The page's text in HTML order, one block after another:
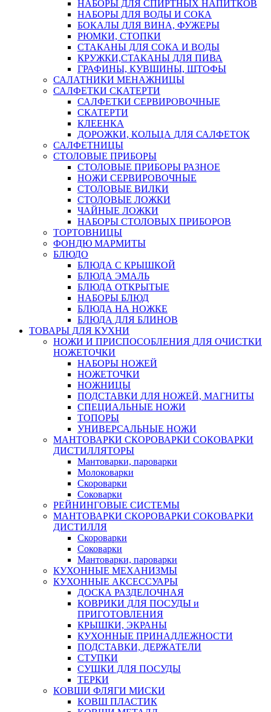
НАБОРЫ ДЛЯ СПИРТНЫХ НАПИТКОВ
НАБОРЫ ДЛЯ ВОДЫ И СОКА
БОКАЛЫ ДЛЯ ВИНА, ФУЖЕРЫ
РЮМКИ, СТОПКИ
СТАКАНЫ ДЛЯ СОКА И ВОДЫ
КРУЖКИ,СТАКАНЫ ДЛЯ ПИВА
ГРАФИНЫ, КУВШИНЫ, ШТОФЫ
САЛАТНИКИ МЕНАЖНИЦЫ
САЛФЕТКИ СКАТЕРТИ
САЛФЕТКИ СЕРВИРОВОЧНЫЕ
СКАТЕРТИ
КЛЕЕНКА
ДОРОЖКИ, КОЛЬЦА ДЛЯ САЛФЕТОК
САЛФЕТНИЦЫ
СТОЛОВЫЕ ПРИБОРЫ
СТОЛОВЫЕ ПРИБОРЫ РАЗНОЕ
НОЖИ СЕРВИРОВОЧНЫЕ
СТОЛОВЫЕ ВИЛКИ
СТОЛОВЫЕ ЛОЖКИ
ЧАЙНЫЕ ЛОЖКИ
НАБОРЫ СТОЛОВЫХ ПРИБОРОВ
ТОРТОВНИЦЫ
ФОНДЮ МАРМИТЫ
БЛЮДО
БЛЮДА С КРЫШКОЙ
БЛЮДА ЭМАЛЬ
БЛЮДА ОТКРЫТЫЕ
НАБОРЫ БЛЮД
БЛЮДА НА НОЖКЕ
БЛЮДА ДЛЯ БЛИНОВ
ТОВАРЫ ДЛЯ КУХНИ
НОЖИ И ПРИСПОСОБЛЕНИЯ ДЛЯ ОЧИСТКИ
НОЖЕТОЧКИ
НАБОРЫ НОЖЕЙ
НОЖЕТОЧКИ
НОЖНИЦЫ
ПОДСТАВКИ ДЛЯ НОЖЕЙ, МАГНИТЫ
СПЕЦИАЛЬНЫЕ НОЖИ
ТОПОРЫ
УНИВЕРСАЛЬНЫЕ НОЖИ
МАНТОВАРКИ СКОРОВАРКИ СОКОВАРКИ
ДИСТИЛЛЯТОРЫ
Мантоварки, пароварки
Молоковарки
Скороварки
Соковарки
РЕЙНИНГОВЫЕ СИСТЕМЫ
МАНТОВАРКИ СКОРОВАРКИ СОКОВАРКИ
ДИСТИЛЛЯ
Скороварки
Соковарки
Мантоварки, пароварки
КУХОННЫЕ МЕХАНИЗМЫ
КУХОННЫЕ АКСЕССУАРЫ
ДОСКА РАЗДЕЛОЧНАЯ
КОВРИКИ ДЛЯ ПОСУДЫ и
ПРИГОТОВЛЕНИЯ
КРЫШКИ, ЭКРАНЫ
КУХОННЫЕ ПРИНАДЛЕЖНОСТИ
ПОДСТАВКИ, ДЕРЖАТЕЛИ
СТУПКИ
СУШКИ ДЛЯ ПОСУДЫ
ТЕРКИ
КОВШИ ФЛЯГИ МИСКИ
КОВШ ПЛАСТИК